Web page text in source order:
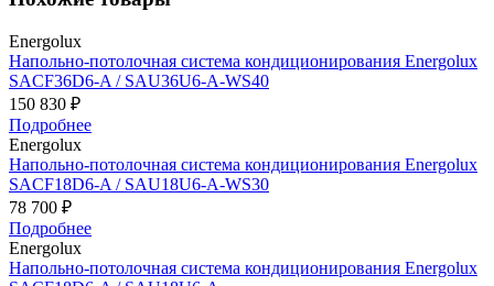
Energolux
Напольно-потолочная система кондиционирования Energolux
SAСF36D6-A / SAU36U6-A-WS40
150 830 ₽
Подробнее
Energolux
Напольно-потолочная система кондиционирования Energolux
SAСF18D6-A / SAU18U6-A-WS30
78 700 ₽
Подробнее
Energolux
Напольно-потолочная система кондиционирования Energolux